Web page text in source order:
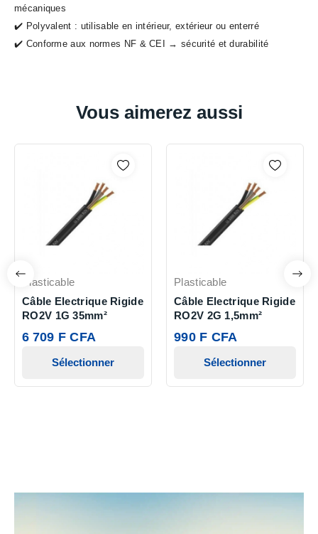
mécaniques
✔️ Polyvalent : utilisable en intérieur, extérieur ou enterré
✔️ Conforme aux normes NF & CEI → sécurité et durabilité
Vous aimerez aussi
Plasticable
Câble Electrique Rigide
RO2V 1G 35mm²
6 709 F CFA
Sélectionner
Plasticable
Câble Electrique Rigide
RO2V 2G 1,5mm²
990 F CFA
Sélectionner